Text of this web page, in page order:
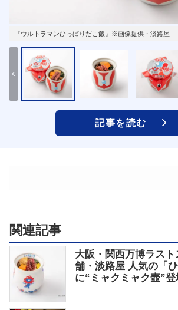
『ウルトラマンひっぱりだこ飯』※画像提供・淡路屋
記事を読む
関連記事
大阪・関西万博ラス
舗・淡路屋 人気の「
に“ミャクミャク壺”登